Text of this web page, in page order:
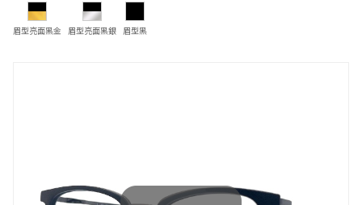
眉型亮面黑金 眉型亮面黑銀 眉型黑